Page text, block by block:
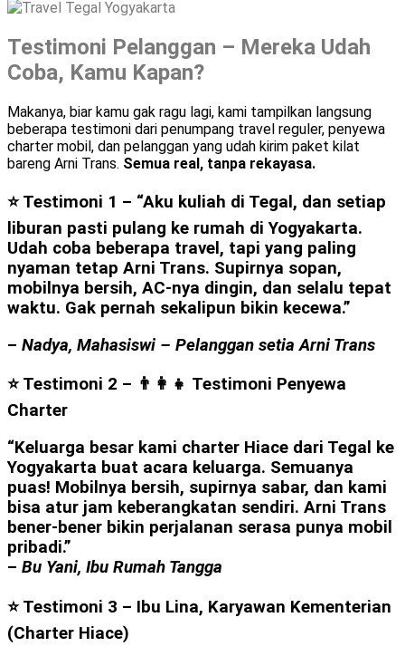
Testimoni Pelanggan – Mereka Udah
Coba, Kamu Kapan?
Makanya, biar kamu gak ragu lagi, kami tampilkan langsung
beberapa testimoni dari penumpang travel reguler, penyewa
charter mobil, dan pelanggan yang udah kirim paket kilat
bareng Arni Trans. Semua real, tanpa rekayasa.
⭐ Testimoni 1 – “Aku kuliah di Tegal, dan setiap
liburan pasti pulang ke rumah di Yogyakarta.
Udah coba beberapa travel, tapi yang paling
nyaman tetap Arni Trans. Supirnya sopan,
mobilnya bersih, AC-nya dingin, dan selalu tepat
waktu. Gak pernah sekalipun bikin kecewa.”
– Nadya, Mahasiswi – Pelanggan setia Arni Trans
⭐ Testimoni 2 – 👨‍👩‍👧 Testimoni Penyewa
Charter
“Keluarga besar kami charter Hiace dari Tegal ke
Yogyakarta buat acara keluarga. Semuanya
puas! Mobilnya bersih, supirnya sabar, dan kami
bisa atur jam keberangkatan sendiri. Arni Trans
bener-bener bikin perjalanan serasa punya mobil
pribadi.”
– Bu Yani, Ibu Rumah Tangga
⭐ Testimoni 3 – Ibu Lina, Karyawan Kementerian
(Charter Hiace)